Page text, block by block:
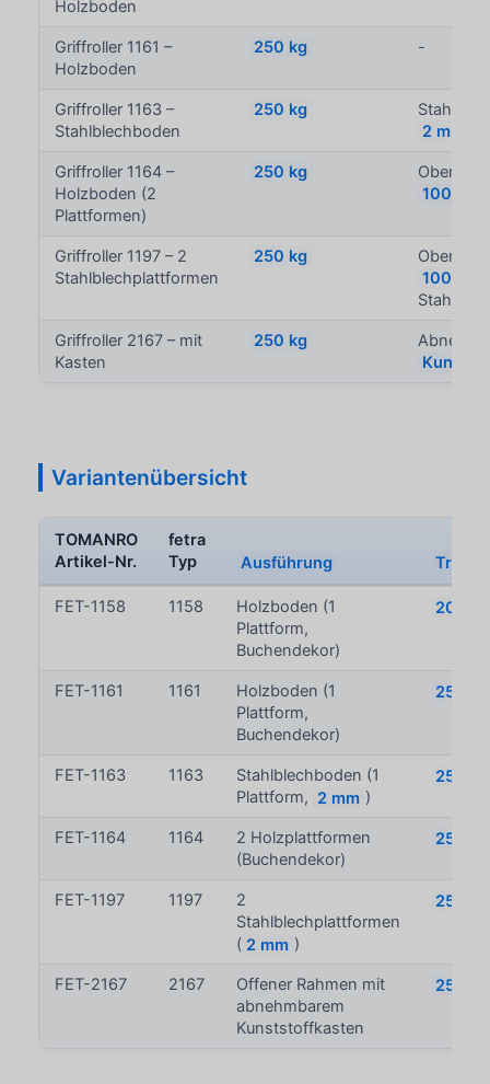
Holzboden
Griffroller 1161 –
Holzboden
250 kg -
Griffroller 1163 –
Stahlblechboden
250 kg
2 mm
Griffroller 1164 –
Holzboden (2
Plattformen)
250 kg
Obere
100 kg
Griffroller 1197 – 2
Stahlblechplattformen
250 kg
Obere
100 kg
Griffroller 2167 – mit
Kasten
250 kg
Variantenübersicht
TOMANRO
Artikel-Nr.
fetra
Typ
Ausführung
FET-1158 1158
Holzboden (1
Plattform,
Buchendekor)
200 kg
FET-1161 1161
Holzboden (1
Plattform,
Buchendekor)
250 kg
FET-1163 1163
Stahlblechboden (1
Plattform, 2 mm )
250 kg
FET-1164 1164
2 Holzplattformen
(Buchendekor)
250 kg
FET-1197 1197
2
Stahlblechplattformen
( 2 mm )
250 kg
FET-2167 2167
Offener Rahmen mit
abnehmbarem
Kunststoffkasten
250 kg